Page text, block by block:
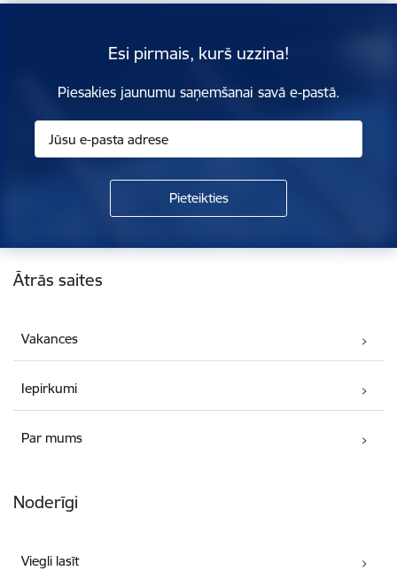
Esi pirmais, kurš uzzina!
Piesakies jaunumu saņemšanai savā e-pastā.
Kājene
Ātrās saites
Vakances
Iepirkumi
Par mums
Noderīgi
Viegli lasīt